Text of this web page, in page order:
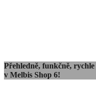
Přehledně, funkčně,
v Melbis Shop 6!